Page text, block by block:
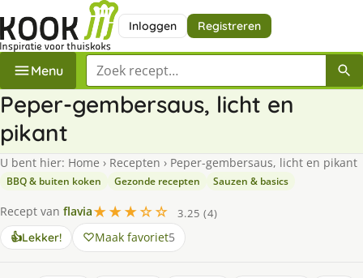
Inloggen Registreren
Menu Zoek een recept
Peper-gembersaus, licht en
pikant
U bent hier: Home › Recepten › Peper-gembersaus, licht en pikant
BBQ & buiten koken Gezonde recepten Sauzen & basics
Recept van flavia★★★☆☆
3.25 (4)
👍Lekker! Maak favoriet5